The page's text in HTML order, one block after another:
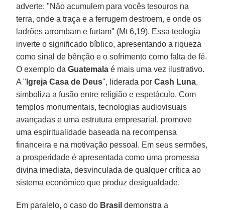
adverte: "Não acumulem para vocês tesouros na
terra, onde a traça e a ferrugem destroem, e onde os
ladrões arrombam e furtam" (Mt 6,19). Essa teologia
inverte o significado bíblico, apresentando a riqueza
como sinal de bênção e o sofrimento como falta de fé.
O exemplo daGuatemala é mais uma vez ilustrativo.
A " Igreja Casa de Deus", liderada porCash Luna,
simboliza a fusão entre religião e espetáculo. Com
templos monumentais, tecnologias audiovisuais
avançadas e uma estrutura empresarial, promove
uma espiritualidade baseada na recompensa
financeira e na motivação pessoal. Em seus sermões,
a prosperidade é apresentada como uma promessa
divina imediata, desvinculada de qualquer crítica ao
sistema econômico que produz desigualdade.
Em paralelo, o caso do Brasil demonstra a